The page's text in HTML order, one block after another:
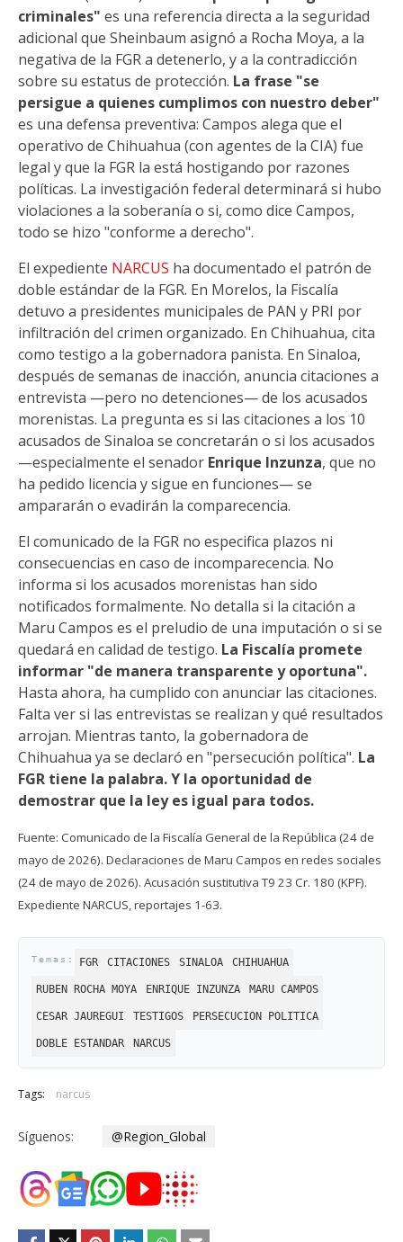
criminales" es una referencia directa a la seguridad
adicional que Sheinbaum asignó a Rocha Moya, a la
negativa de la FGR a detenerlo, y a la contradicción
sobre su estatus de protección. La frase "se
persigue a quienes cumplimos con nuestro deber"
es una defensa preventiva: Campos alega que el
operativo de Chihuahua (con agentes de la CIA) fue
legal y que la FGR la está hostigando por razones
políticas. La investigación federal determinará si hubo
violaciones a la soberanía o si, como dice Campos,
todo se hizo "conforme a derecho".
El expediente NARCUS ha documentado el patrón de
doble estándar de la FGR. En Morelos, la Fiscalía
detuvo a presidentes municipales de PAN y PRI por
infiltración del crimen organizado. En Chihuahua, cita
como testigo a la gobernadora panista. En Sinaloa,
después de semanas de inacción, anuncia citaciones a
entrevista —pero no detenciones— de los acusados
morenistas. La pregunta es si las citaciones a los 10
acusados de Sinaloa se concretarán o si los acusados
—especialmente el senador Enrique Inzunza, que no
ha pedido licencia y sigue en funciones— se
ampararán o evadirán la comparecencia.
El comunicado de la FGR no especifica plazos ni
consecuencias en caso de incomparecencia. No
informa si los acusados morenistas han sido
notificados formalmente. No detalla si la citación a
Maru Campos es el preludio de una imputación o si se
quedará en calidad de testigo. La Fiscalía promete
informar "de manera transparente y oportuna".
Hasta ahora, ha cumplido con anunciar las citaciones.
Falta ver si las entrevistas se realizan y qué resultados
arrojan. Mientras tanto, la gobernadora de
Chihuahua ya se declaró en "persecución política". La
FGR tiene la palabra. Y la oportunidad de
demostrar que la ley es igual para todos.
Fuente: Comunicado de la Fiscalía General de la República (24 de
mayo de 2026). Declaraciones de Maru Campos en redes sociales
(24 de mayo de 2026). Acusación sustitutiva T9 23 Cr. 180 (KPF).
Expediente NARCUS, reportajes 1-63.
FGR CITACIONES SINALOA CHIHUAHUA
RUBEN ROCHA MOYA ENRIQUE INZUNZA MARU CAMPOS
CESAR JAUREGUI TESTIGOS PERSECUCION POLITICA
DOBLE ESTANDAR NARCUS
Tags: narcus
Síguenos: @Region_Global